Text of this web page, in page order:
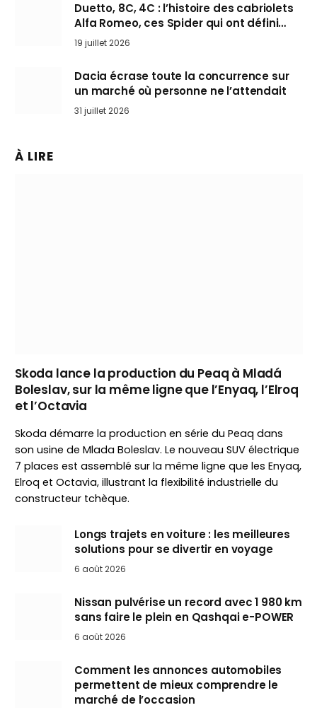
Duetto, 8C, 4C : l’histoire des cabriolets
Alfa Romeo, ces Spider qui ont défini
l’art de rouler cheveux au vent
19 juillet 2026
Dacia écrase toute la concurrence sur
un marché où personne ne l’attendait
31 juillet 2026
À LIRE
Skoda lance la production du Peaq à Mladá
Boleslav, sur la même ligne que l’Enyaq, l’Elroq
et l’Octavia
Skoda démarre la production en série du Peaq dans
son usine de Mlada Boleslav. Le nouveau SUV électrique
7 places est assemblé sur la même ligne que les Enyaq,
Elroq et Octavia, illustrant la flexibilité industrielle du
constructeur tchèque.
Longs trajets en voiture : les meilleures
solutions pour se divertir en voyage
6 août 2026
Nissan pulvérise un record avec 1 980 km
sans faire le plein en Qashqai e-POWER
6 août 2026
Comment les annonces automobiles
permettent de mieux comprendre le
marché de l’occasion